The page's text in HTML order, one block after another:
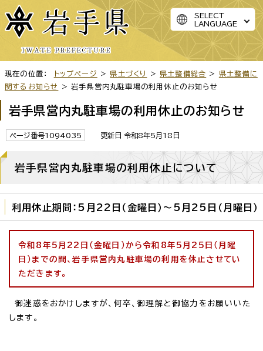
SELECT
LANGUAGE
現在の位置： トップページ > 県土づくり > 県土整備総合 > 県土整備に
関するお知らせ
> 岩手県営内丸駐車場の利用休止のお知らせ
岩手県営内丸駐車場の利用休止のお知らせ
ページ番号1094035 更新日 令和8年5月18日
岩手県営内丸駐車場の利用休止について
利用休止期間：5月22日（金曜日）～5月25日（月曜日）
令和8年5月22日（金曜日）から令和8年5月25日（月曜
日）までの間、岩手県営内丸駐車場の利用を休止させてい
ただきます。
御迷惑をおかけしますが、何卒、御理解と御協力をお願いいた
します。